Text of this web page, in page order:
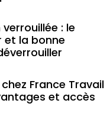
: le
et la bonne
France Travail
et accès